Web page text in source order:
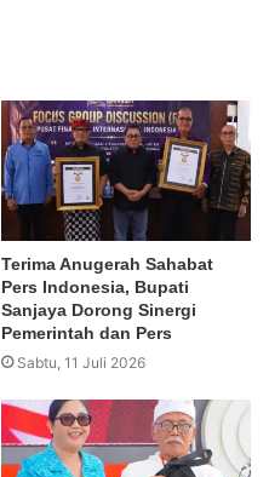
Terima Anugerah Sahabat
Pers Indonesia, Bupati
Sanjaya Dorong Sinergi
Pemerintah dan Pers
Sabtu, 11 Juli 2026